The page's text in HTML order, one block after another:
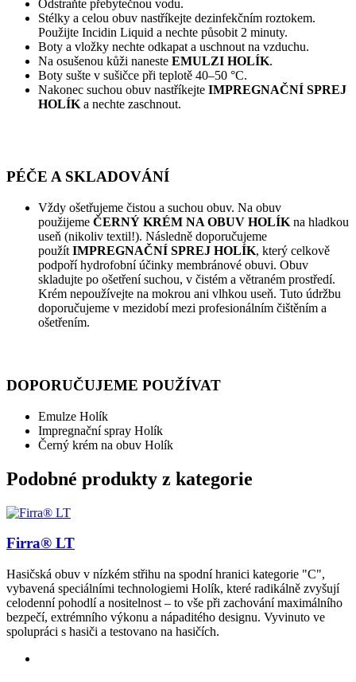
Odstraňte přebytečnou vodu.
Stélky a celou obuv nastříkejte dezinfekčním roztokem.
Použijte Incidin Liquid a nechte působit 2 minuty.
Boty a vložky nechte odkapat a uschnout na vzduchu.
Na osušenou kůži naneste EMULZI HOLÍK.
Boty sušte v sušičce při teplotě 40–50 °C.
Nakonec suchou obuv nastříkejte IMPREGNAČNÍ SPREJ
HOLÍK a nechte zaschnout.
PÉČE A SKLADOVÁNÍ
Vždy ošetřujeme čistou a suchou obuv. Na obuv
použijeme ČERNÝ KRÉM NA OBUV HOLÍK na hladkou
useň (nikoliv textil!). Následně doporučujeme
použít IMPREGNAČNÍ SPREJ HOLÍK, který celkově
podpoří hydrofobní účinky membránové obuvi. Obuv
skladujte po ošetření suchou, v čistém a větraném prostředí.
Krém nepoužívejte na mokrou ani vlhkou useň. Tuto údržbu
doporučujeme v mezidobí mezi profesionálním čištěním a
ošetřením.
DOPORUČUJEME POUŽÍVAT
Emulze Holík
Impregnační spray Holík
Černý krém na obuv Holík
Podobné produkty z kategorie
Firra® LT
Hasičská obuv v nízkém střihu na spodní hranici kategorie "C",
vybavená speciálními technologiemi Holík, které radikálně zvyšují
celodenní pohodlí a nositelnost – to vše při zachování maximálního
bezpečí, extrémního výkonu a nápaditého designu. Vyvinuto ve
spolupráci s hasiči a testovano na hasičích.